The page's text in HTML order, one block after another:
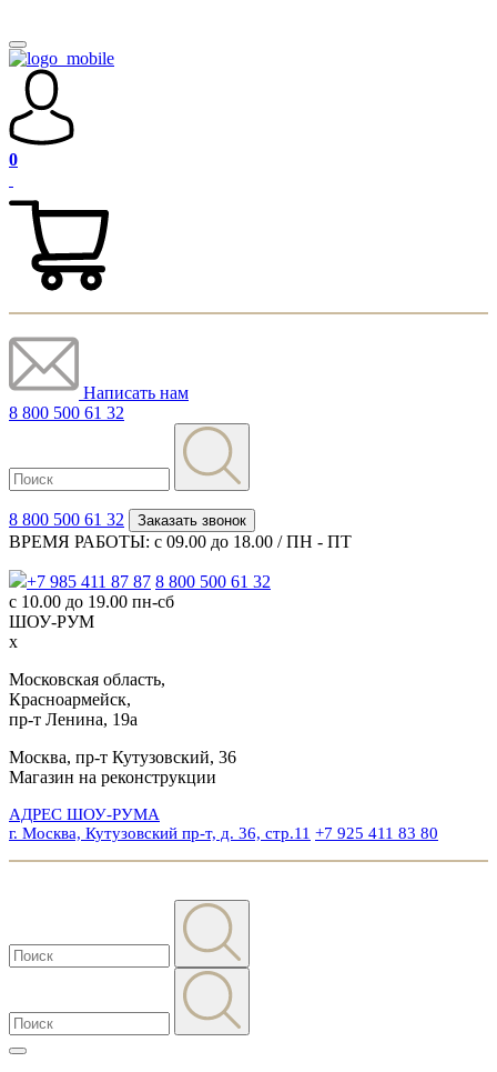
0
Написать нам
8 800 500 61 32
8 800 500 61 32 Заказать звонок
ВРЕМЯ РАБОТЫ: с 09.00 до 18.00 / ПН - ПТ
+7 985 411 87 87 8 800 500 61 32
с 10.00 до 19.00 пн-сб
ШОУ-РУМ
x
Московская область,
Красноармейск,
пр-т Ленина, 19а
Москва, пр-т Кутузовский, 36
Магазин на реконструкции
АДРЕС ШОУ-РУМА
г. Москва, Кутузовский пр-т, д. 36, стр.11 +7 925 411 83 80